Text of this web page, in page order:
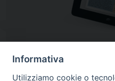
Informativa
Utilizziamo cookie o